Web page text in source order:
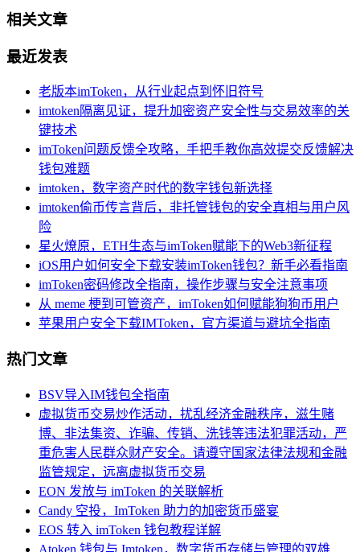
相关文章
最近发表
老版本imToken，从行业起点到怀旧符号
imtoken隔离见证，提升加密资产安全性与交易效率的关
键技术
imToken问题反馈全攻略，手把手教你高效提交反馈解决
钱包难题
imtoken，数字资产时代的数字钱包新选择
imtoken偷币传言背后，非托管钱包的安全真相与用户风
险
星火燎原，ETH生态与imToken赋能下的Web3新征程
iOS用户如何安全下载安装imToken钱包？新手必看指南
imToken密码修改全指南，操作步骤与安全注意事项
从 meme 梗到可管资产，imToken如何赋能狗狗币用户
苹果用户安全下载IMToken，官方渠道与避坑全指南
热门文章
BSV导入IM钱包全指南
虚拟货币交易炒作活动，扰乱经济金融秩序，滋生赌
博、非法集资、诈骗、传销、洗钱等违法犯罪活动，严
重危害人民群众财产安全。请遵守国家法律法规和金融
监管规定，远离虚拟货币交易
EON 发放与 imToken 的关联解析
Candy 空投，ImToken 助力的加密货币盛宴
EOS 转入 imToken 钱包教程详解
Atoken 钱包与 Imtoken，数字货币存储与管理的双雄